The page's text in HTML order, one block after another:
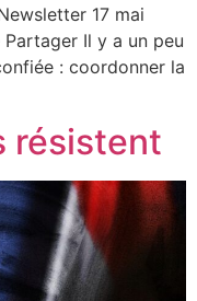
17 mai
Il y a un peu
: coordonner la
résistent